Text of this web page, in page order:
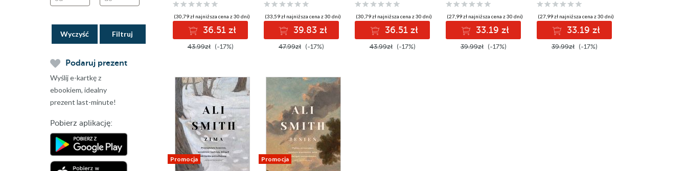
Wyczyść
Podaruj prezent
Wyślij e-kartkę z
ebookiem, idealny
prezent last-minute!
Pobierz aplikację:
(30,79 zł najniższa cena z 30 dni)
36.51 zł
43.99zł (-17%)
(33,59 zł najniższa cena z 30 dni)
39.83 zł
47.99zł (-17%)
(30,79 zł najniższa cena z 30 dni)
36.51 zł
43.99zł (-17%)
(27,99 zł najniższa cena z 30 dni)
33.19 zł
39.99zł (-17%)
(27,99 zł najniższa cena z 30 dni)
33.19 zł
39.99zł (-17%)
Promocja Promocja